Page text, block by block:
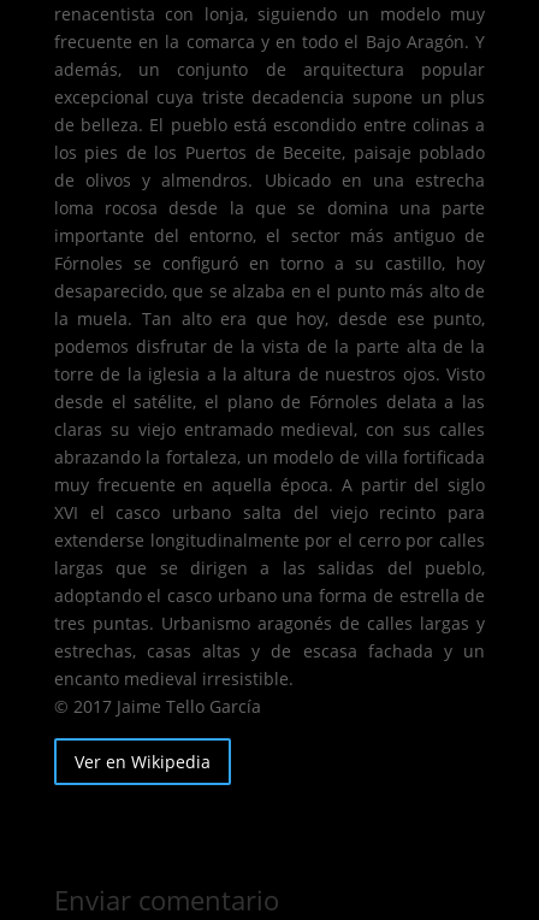
renacentista con lonja, siguiendo un modelo muy
frecuente en la comarca y en todo el Bajo Aragón. Y
además, un conjunto de arquitectura popular
excepcional cuya triste decadencia supone un plus
de belleza. El pueblo está escondido entre colinas a
los pies de los Puertos de Beceite, paisaje poblado
de olivos y almendros. Ubicado en una estrecha
loma rocosa desde la que se domina una parte
importante del entorno, el sector más antiguo de
Fórnoles se configuró en torno a su castillo, hoy
desaparecido, que se alzaba en el punto más alto de
la muela. Tan alto era que hoy, desde ese punto,
podemos disfrutar de la vista de la parte alta de la
torre de la iglesia a la altura de nuestros ojos. Visto
desde el satélite, el plano de Fórnoles delata a las
claras su viejo entramado medieval, con sus calles
abrazando la fortaleza, un modelo de villa fortificada
muy frecuente en aquella época. A partir del siglo
XVI el casco urbano salta del viejo recinto para
extenderse longitudinalmente por el cerro por calles
largas que se dirigen a las salidas del pueblo,
adoptando el casco urbano una forma de estrella de
tres puntas. Urbanismo aragonés de calles largas y
estrechas, casas altas y de escasa fachada y un
encanto medieval irresistible.
© 2017 Jaime Tello García
Ver en Wikipedia
Enviar comentario